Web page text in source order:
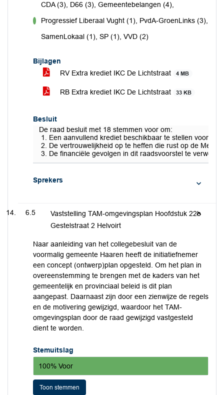
CDA (3), D66 (3), Gemeentebelangen (4),
Progressief Liberaal Vught (1), PvdA-GroenLinks (3),
SamenLokaal (1), SP (1), VVD (2)
Bijlagen
RV Extra krediet IKC De Lichtstraat
4 MB
RB Extra krediet IKC De Lichtstraat 33 KB
Besluit
De raad besluit met 18 stemmen voor om:
Een aanvullend krediet beschikbaar te stellen voor
De vertrouwelijkheid op te heffen die rust op de
De financiële gevolgen in dit raadsvoorstel te
Sprekers
6.5
Vaststelling TAM-omgevingsplan Hoofdstuk 22b
Gestelstraat 2 Helvoirt
Naar aanleiding van het collegebesluit van de
voormalig gemeente Haaren heeft de initiatiefnemer
een concept (ontwerp)plan opgesteld. Om het plan in
overeenstemming te brengen met de kaders van het
gemeentelijk en provinciaal beleid is dit plan
aangepast. Daarnaast zijn door een zienwijze de regels
en de motivering gewijzigd, waardoor het TAM-
omgevingsplan door de raad gewijzigd vastgesteld
dient te worden.
Stemuitslag
100% Voor
Toon stemmen